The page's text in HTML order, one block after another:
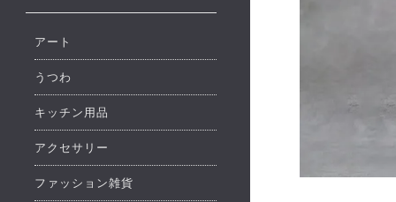
アート
うつわ
キッチン用品
アクセサリー
ファッション雑貨